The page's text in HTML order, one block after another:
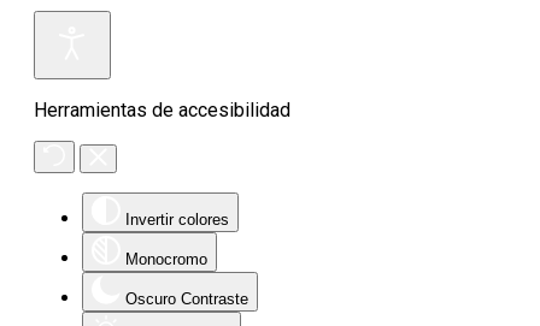
Herramientas de accesibilidad
Invertir colores
Monocromo
Oscuro Contraste